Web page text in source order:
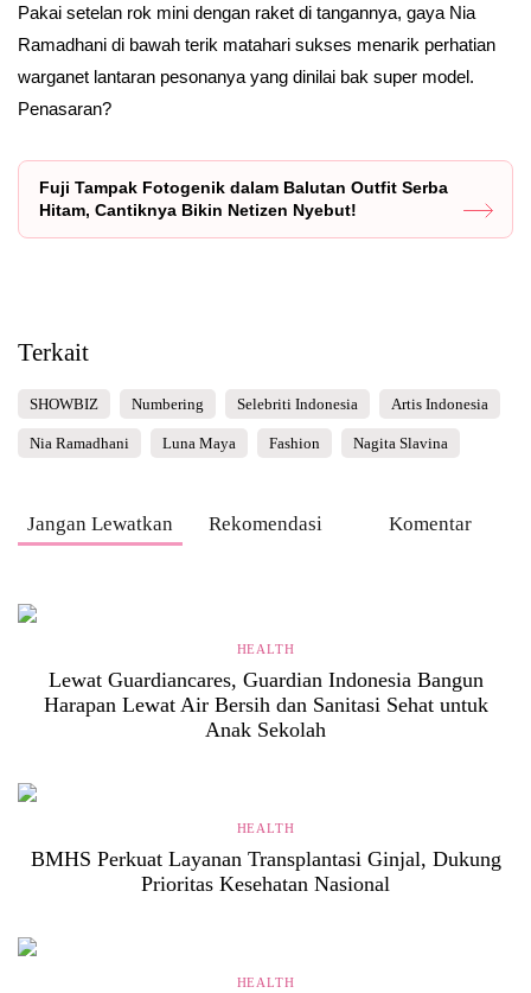
Pakai setelan rok mini dengan raket di tangannya, gaya Nia
Ramadhani di bawah terik matahari sukses menarik perhatian
warganet lantaran pesonanya yang dinilai bak super model.
Penasaran?
Fuji Tampak Fotogenik dalam Balutan Outfit Serba
Hitam, Cantiknya Bikin Netizen Nyebut!
Terkait
SHOWBIZ Numbering Selebriti Indonesia Artis Indonesia
Nia Ramadhani Luna Maya Fashion Nagita Slavina
Jangan Lewatkan Rekomendasi Komentar
HEALTH
Lewat Guardiancares, Guardian Indonesia Bangun
Harapan Lewat Air Bersih dan Sanitasi Sehat untuk
Anak Sekolah
HEALTH
BMHS Perkuat Layanan Transplantasi Ginjal, Dukung
Prioritas Kesehatan Nasional
HEALTH